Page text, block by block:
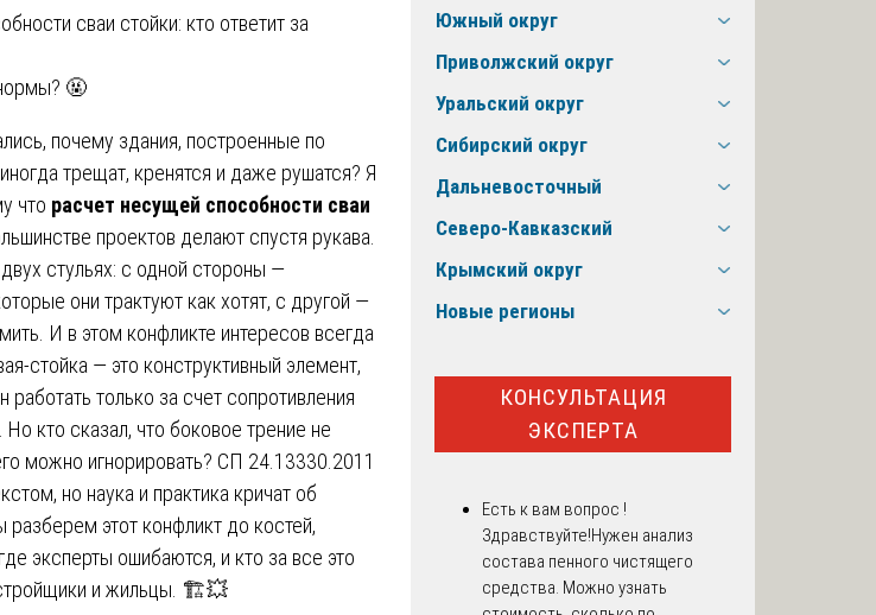
🤬
почему здания, построенные по
трещат, кренятся и даже рушатся? Я
что расчет несущей способности сваи
проектов делают спустя рукава.
стульях: с одной стороны —
они трактуют как хотят, с другой —
И в этом конфликте интересов всегда
стойка — это конструктивный элемент,
только за счет сопротивления
кто сказал, что боковое трение не
можно игнорировать? СП 24.13330.2011
но наука и практика кричат об
разберем этот конфликт до костей,
эксперты ошибаются, и кто за все это
и жильцы. 🏗️💥
Южный округ
Приволжский округ
Уральский округ
Сибирский округ
Дальневосточный
Северо-Кавказский
Крымский округ
Новые регионы
КОНСУЛЬТАЦИЯ
ЭКСПЕРТА
Есть к вам вопрос !
Здравствуйте!Нужен анализ
состава пенного чистящего
средства. Можно узнать